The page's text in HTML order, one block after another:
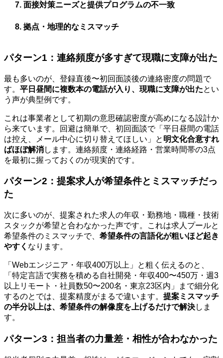
面接対策ニーズと提供プログラムの不一致
拠点・地理的なミスマッチ
パターン1：連絡頻度が多すぎて現職に支障が出た
最も多いのが、登録直後〜初回面談後の連絡密度の問題で
す。 平日昼間に複数本の電話が入り、現職に支障が出たとい
う声が典型例です。
これは事業者として初期の意思確認密度が高めになる設計か
ら来ています。回避は簡単で、初回面談で「平日昼間の電話
は控え、メール中心に切り替えてほしい」と 明文化合意すれ
ばほぼ解消します。連絡頻度・連絡経路・営業時間帯の3点
を最初に握っておくのが現実的です。
パターン2：提案求人が希望条件とミスマッチだっ
た
次に多いのが、提案された求人の年収・勤務地・職種・技術
スタックが希望と合わなかった声です。これは求人プールと
希望条件のミスマッチで、 希望条件の言語化が粗いほど起き
やすく なります。
「Webエンジニア・年収400万以上」と粗く伝えるのと、
「特定言語で実務を積める自社開発・年収400〜450万・週3
以上リモート・社員数50〜200名・東京23区内」まで細分化
するのとでは、提案精度がまるで違います。 提案ミスマッチ
の半分以上は、希望条件の解像度を上げるだけで解決しま
す。
パターン3：担当者の力量差・相性が合わなかった